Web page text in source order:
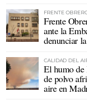
FRENTE
Frente
ante la
denunciar
CALIDAD DEL
El humo
de polvo
aire en